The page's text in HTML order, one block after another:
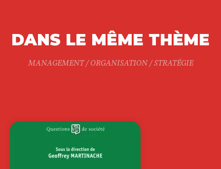
DANS LE MÊME THÈME
MANAGEMENT / ORGANISATION / STRATÉGIE